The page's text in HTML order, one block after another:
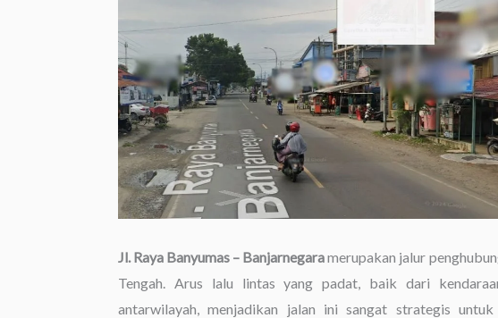
Jl. Raya Banyumas – Banjarnegaramerupakan jalur
Tengah. Arus lalu lintas yang padat, baik dari
antarwilayah, menjadikan jalan ini sangat strategis